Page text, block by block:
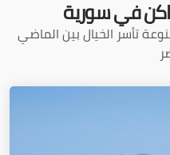
في سورية
تأسر الخيال بين الماضي